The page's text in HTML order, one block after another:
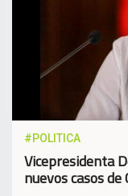
#POLITICA
Vicepresidenta
nuevos casos